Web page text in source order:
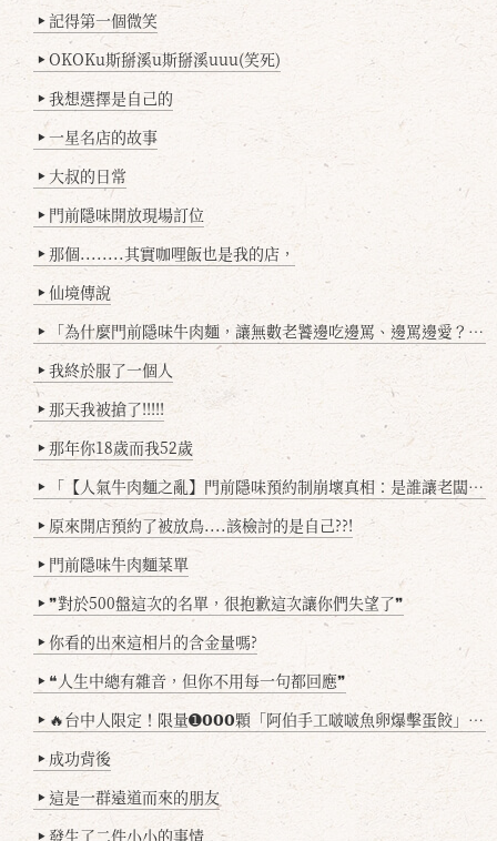
▶ 記得第一個微笑
▶ OKOKu斯掰溪u斯掰溪uuu(笑死)
▶ 我想選擇是自己的
▶ 一星名店的故事
▶ 大叔的日常
▶ 門前隱味開放現場訂位
▶ 那個........其實咖哩飯也是我的店，
▶ 仙境傳說
▶ 「為什麼門前隱味牛肉麵，讓無數老饕邊吃邊罵、邊罵邊愛？小辣雞揭密！」
▶ 我終於服了一個人
▶ 那天我被搶了!!!!!
▶ 那年你18歲而我52歲
▶ 「【人氣牛肉麵之亂】門前隱味預約制崩壞真相：是誰讓老闆心灰意冷？」
▶ 原來開店預約了被放鳥....該檢討的是自己??!
▶ 門前隱味牛肉麵菜單
▶ ❞對於500盤這次的名單，很抱歉這次讓你們失望了❞
▶ 你看的出來這相片的含金量嗎?
▶ ❝人生中總有雜音，但你不用每一句都回應❞
▶ 🔥台中人限定！限量➊𝟬𝟬𝟬顆「阿伯手工啵啵魚卵爆擊蛋餃」台北已被搶爆2萬顆，最後名額門前隱味只留給你！🥟💥
▶ 成功背後
▶ 這是一群遠道而來的朋友
▶ 發生了二件小小的事情